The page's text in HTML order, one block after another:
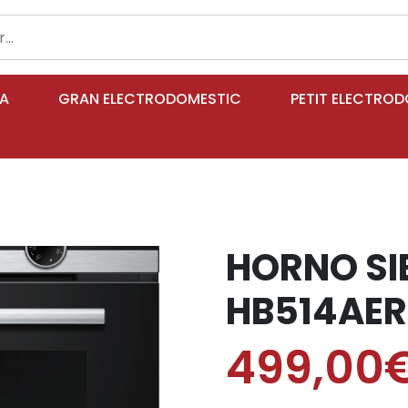
GRAN ELECTRODOMESTIC PETIT
HORNO